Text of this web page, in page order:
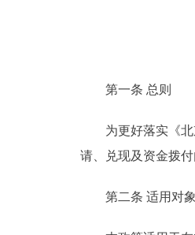
第一条 总则
为更好落实《北京
请、兑现及资金拨付
第二条 适用对象